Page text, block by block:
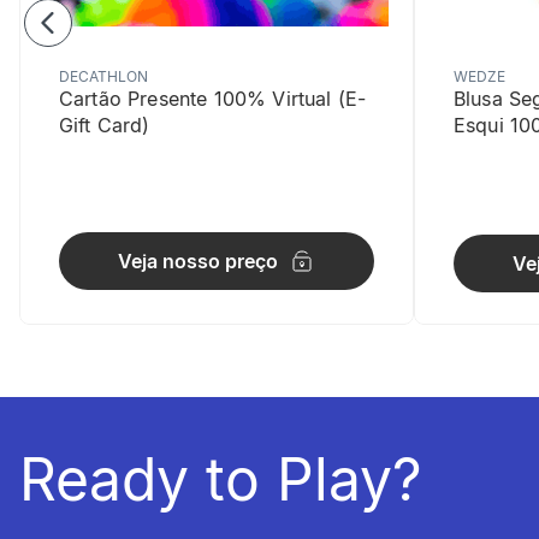
Reforço
DECATHLON
Cartão Presente 100% Virtual (E-
Gift Card)
Veja nosso preço
WEDZE
Blusa
Esqui
Ready to Play?